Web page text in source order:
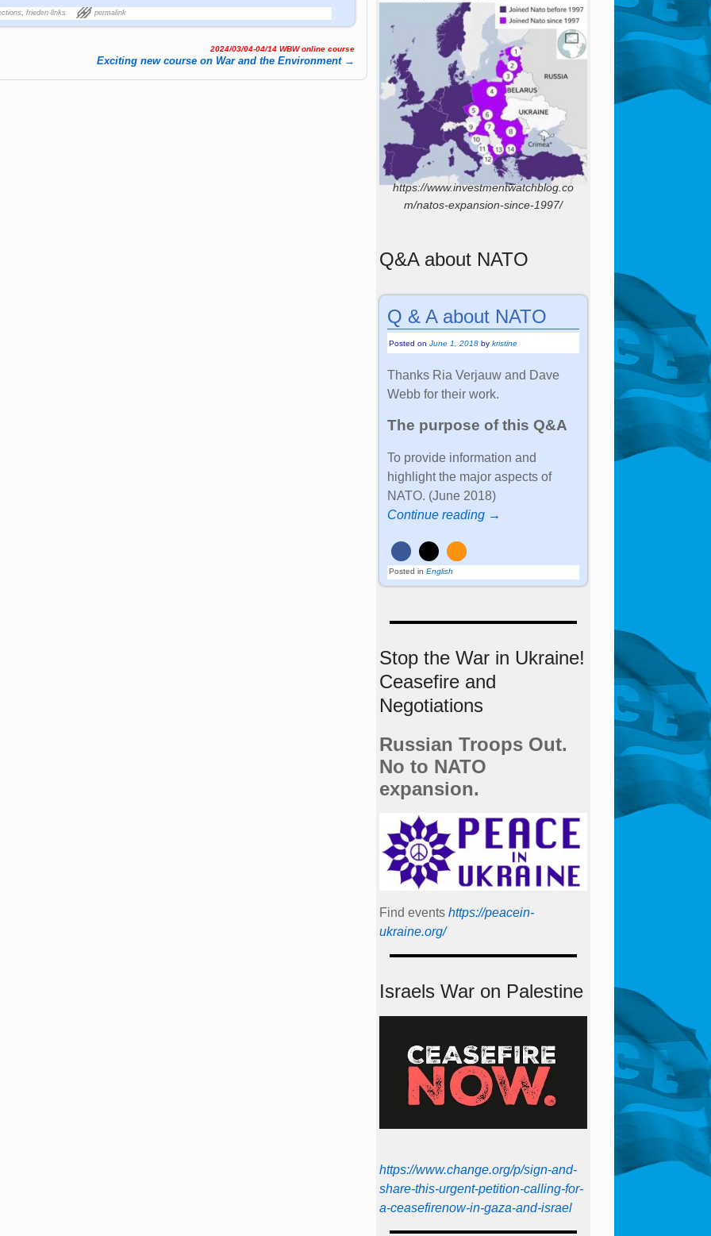
,frieden-links permalink
2024/03/04-04/14 WBW online course
Exciting new course on War and the Environment →
https://www.investmentwatchblog.co
m/natos-expansion-since-1997/
Q&A about NATO
Q & A about NATO
Posted onJune 1, 2018 bykristine
Thanks Ria Verjauw and Dave
Webb for their work.
The purpose of this Q&A
To provide information and
highlight the major aspects of
NATO. (June 2018)
Continue reading →
Posted in English
Stop the War in Ukraine!
Ceasefire and
Negotiations
Russian Troops Out.
No to NATO
expansion.
Find events https://peace­in­
ukraine.org/
Israels War on Palestine
https://www.change.org/p/sign-and-
share-this-urgent-petition-calling-for-
a-ceasefirenow-in-gaza-and-israel